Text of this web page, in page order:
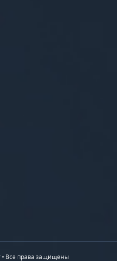
• Все права защищены